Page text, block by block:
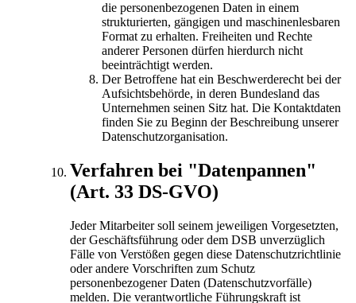
die personenbezogenen Daten in einem
strukturierten, gängigen und maschinenlesbaren
Format zu erhalten. Freiheiten und Rechte
anderer Personen dürfen hierdurch nicht
beeinträchtigt werden.
Der Betroffene hat ein Beschwerderecht bei der
Aufsichtsbehörde, in deren Bundesland das
Unternehmen seinen Sitz hat. Die Kontaktdaten
finden Sie zu Beginn der Beschreibung unserer
Datenschutzorganisation.
Verfahren bei "Datenpannen"
(Art. 33 DS-GVO)
Jeder Mitarbeiter soll seinem jeweiligen Vorgesetzten,
der Geschäftsführung oder dem DSB unverzüglich
Fälle von Verstößen gegen diese Datenschutzrichtlinie
oder andere Vorschriften zum Schutz
personenbezogener Daten (Datenschutzvorfälle)
melden. Die verantwortliche Führungskraft ist